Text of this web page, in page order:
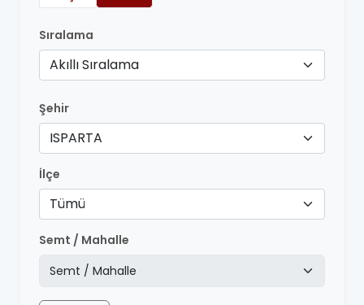
Sıralama
Akıllı Sıralama
Şehir
ISPARTA
İlçe
Tümü
Semt / Mahalle